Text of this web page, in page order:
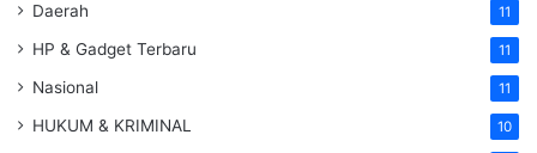
Daerah 11
HP & Gadget Terbaru 11
Nasional 11
HUKUM & KRIMINAL 10